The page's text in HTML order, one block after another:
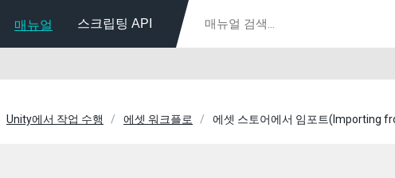
매뉴얼 스크립팅 API
Unity에서 작업 수행 에셋 워크플로 에셋 스토어에서 임포트(Importing